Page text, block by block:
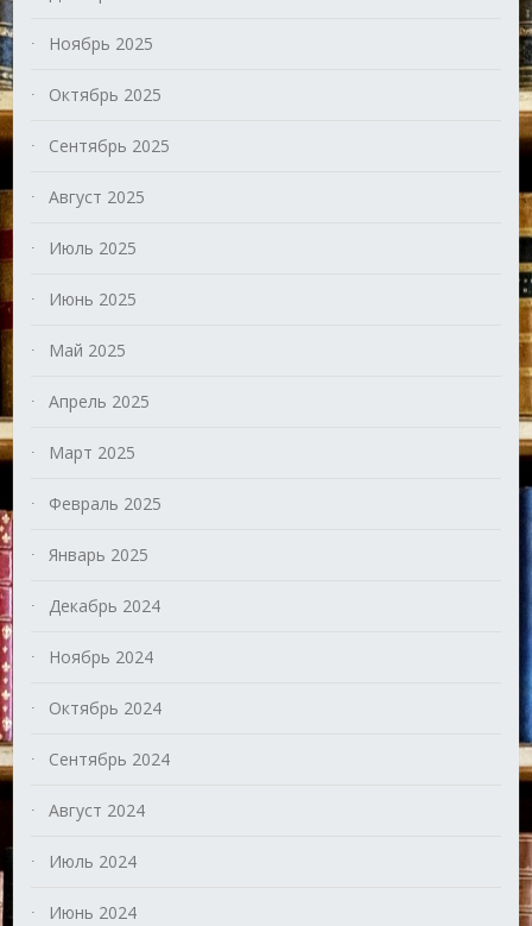
Ноябрь 2025
Октябрь 2025
Сентябрь 2025
Август 2025
Июль 2025
Июнь 2025
Май 2025
Апрель 2025
Март 2025
Февраль 2025
Январь 2025
Декабрь 2024
Ноябрь 2024
Октябрь 2024
Сентябрь 2024
Август 2024
Июль 2024
Июнь 2024